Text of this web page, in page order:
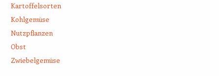
Kartoffelsorten
Kohlgemüse
Nutzpflanzen
Obst
Zwiebelgemüse